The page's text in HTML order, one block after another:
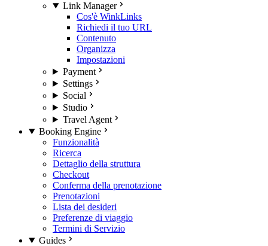
Link Manager
Cos'è WinkLinks
Richiedi il tuo URL
Contenuto
Organizza
Impostazioni
Payment
Settings
Social
Studio
Travel Agent
Booking Engine
Funzionalità
Ricerca
Dettaglio della struttura
Checkout
Conferma della prenotazione
Prenotazioni
Lista dei desideri
Preferenze di viaggio
Termini di Servizio
Guides